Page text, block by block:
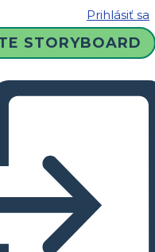
Prihlásiť sa
STORYBOARD